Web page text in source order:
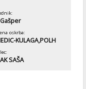
oskrba:
KULAGA,POLH
SAŠA